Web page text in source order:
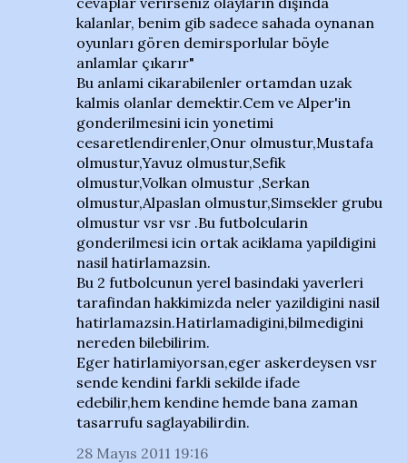
kalanlar, benim gib sadece sahada oynanan
oyunları gören demirsporlular böyle
anlamlar çıkarır"
Bu anlami cikarabilenler ortamdan uzak
kalmis olanlar demektir.Cem ve Alper'in
gonderilmesini icin yonetimi
cesaretlendirenler,Onur olmustur,Mustafa
olmustur,Yavuz olmustur,Sefik
olmustur,Volkan olmustur ,Serkan
olmustur,Alpaslan olmustur,Simsekler grubu
olmustur vsr vsr .Bu futbolcularin
gonderilmesi icin ortak aciklama yapildigini
nasil hatirlamazsin.
Bu 2 futbolcunun yerel basindaki yaverleri
tarafindan hakkimizda neler yazildigini nasil
hatirlamazsin.Hatirlamadigini,bilmedigini
nereden bilebilirim.
Eger hatirlamiyorsan,eger askerdeysen vsr
sende kendini farkli sekilde ifade
edebilir,hem kendine hemde bana zaman
tasarrufu saglayabilirdin.
28 Mayıs 2011 19:16